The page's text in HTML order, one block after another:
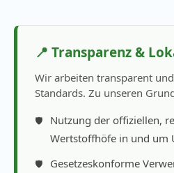
📍 Transparenz &
Wir arbeiten transparent
Standards. Zu unseren
Nutzung der offiziellen,
Wertstoffhöfe in und um
Gesetzeskonforme